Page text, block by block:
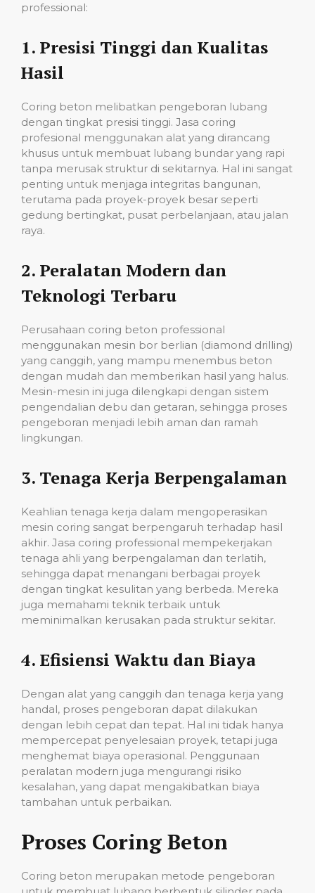
professional:
1. Presisi Tinggi dan Kualitas
Hasil
Coring beton melibatkan pengeboran lubang
dengan tingkat presisi tinggi. Jasa coring
profesional menggunakan alat yang dirancang
khusus untuk membuat lubang bundar yang rapi
tanpa merusak struktur di sekitarnya. Hal ini sangat
penting untuk menjaga integritas bangunan,
terutama pada proyek-proyek besar seperti
gedung bertingkat, pusat perbelanjaan, atau jalan
raya.
2. Peralatan Modern dan
Teknologi Terbaru
Perusahaan coring beton professional
menggunakan mesin bor berlian (diamond drilling)
yang canggih, yang mampu menembus beton
dengan mudah dan memberikan hasil yang halus.
Mesin-mesin ini juga dilengkapi dengan sistem
pengendalian debu dan getaran, sehingga proses
pengeboran menjadi lebih aman dan ramah
lingkungan.
3. Tenaga Kerja Berpengalaman
Keahlian tenaga kerja dalam mengoperasikan
mesin coring sangat berpengaruh terhadap hasil
akhir. Jasa coring professional mempekerjakan
tenaga ahli yang berpengalaman dan terlatih,
sehingga dapat menangani berbagai proyek
dengan tingkat kesulitan yang berbeda. Mereka
juga memahami teknik terbaik untuk
meminimalkan kerusakan pada struktur sekitar.
4. Efisiensi Waktu dan Biaya
Dengan alat yang canggih dan tenaga kerja yang
handal, proses pengeboran dapat dilakukan
dengan lebih cepat dan tepat. Hal ini tidak hanya
mempercepat penyelesaian proyek, tetapi juga
menghemat biaya operasional. Penggunaan
peralatan modern juga mengurangi risiko
kesalahan, yang dapat mengakibatkan biaya
tambahan untuk perbaikan.
Proses Coring Beton
Coring beton merupakan metode pengeboran